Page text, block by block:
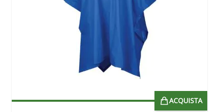
ACQUISTA